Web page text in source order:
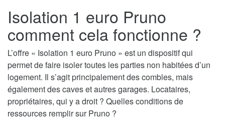
Isolation 1 euro Pruno
comment cela fonctionne ?
L’offre « Isolation 1 euro Pruno » est un dispositif qui
permet de faire isoler toutes les parties non habitées d’un
logement. Il s’agit principalement des combles, mais
également des caves et autres garages. Locataires,
propriétaires, qui y a droit ? Quelles conditions de
ressources remplir sur Pruno ?